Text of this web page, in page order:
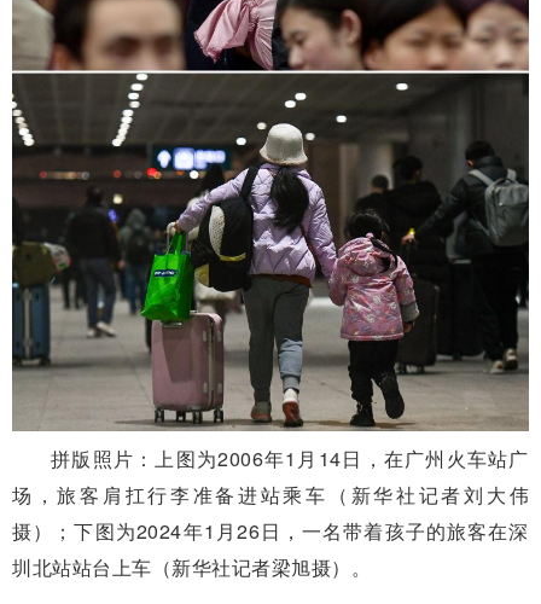
拼版照片：上图为2006年1月14日，在广州火车站广
场，旅客肩扛行李准备进站乘车（新华社记者刘大伟
摄）；下图为2024年1月26日，一名带着孩子的旅客在深
圳北站站台上车（新华社记者梁旭摄）。